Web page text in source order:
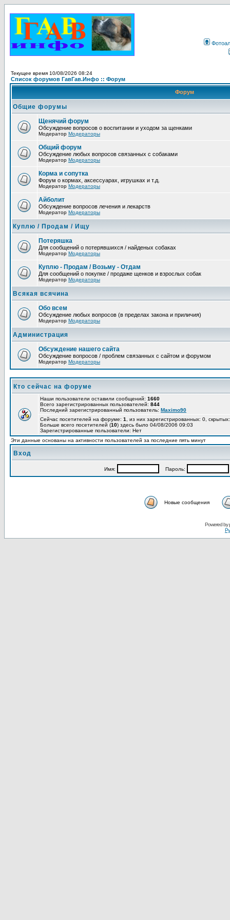
Текущее время 10/08/2026 08:24
Список форумов ГавГав.Инфо :: Форум
Форум
Общие форумы
Щенячий форум
Обсуждение вопросов о воспитании и уходом за щенками
Модератор Модераторы
Общий форум
Обсуждение любых вопросов связанных с собаками
Модератор Модераторы
Корма и сопутка
Форум о кормах, аксессуарах, игрушках и т.д.
Модератор Модераторы
Айболит
Обсуждение вопросов лечения и лекарств
Модератор Модераторы
Куплю / Продам / Ищу
Потеряшка
Для сообщений о потерявшихся / найденых собаках
Модератор Модераторы
Куплю - Продам / Возьму - Отдам
Для сообщений о покупке / продаже щенков и взрослых собак
Модератор Модераторы
Всякая всячина
Обо всем
Обсуждение любых вопросов (в пределах закона и приличия)
Модератор Модераторы
Администрация
Обсуждение нашего сайта
Обсуждение вопросов / проблем связанных с сайтом и форумом
Модератор Модераторы
Кто сейчас на форуме
Наши пользователи оставили сообщений: 1660
Всего зарегистрированных пользователей: 844
Последний зарегистрированный пользователь: Maximo90
Сейчас посетителей на форуме: 1
, из них зарегистрированных: 0,
Больше всего посетителей (10) здесь было 04/08/2006 09:03
Зарегистрированные пользователи: Нет
Эти данные основаны на активности пользователей за последние пять минут
Вход
Имя: Пароль:
Новые сообщения
Powered by